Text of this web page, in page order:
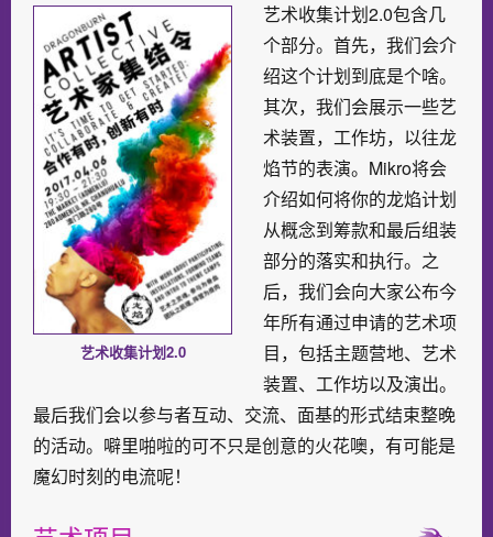
艺术收集计划2.0​
艺术收集计划2.0包含几
个部分。首先，我们会介
绍这个计划到底是个啥。
其次，我们会展示一些艺
术装置，工作坊，以往龙
焰节的表演。Mikro将会
介绍如何将你的龙焰计划
从概念到筹款和最后组装
部分的落实和执行。之
后，我们会向大家公布今
年所有通过申请的艺术项
目，包括主题营地、艺术
装置、工作坊以及演出。
最后我们会以参与者互动、交流、面基的形式结束整晚
的活动。噼里啪啦的可不只是创意的火花噢，有可能是
魔幻时刻的电流呢！